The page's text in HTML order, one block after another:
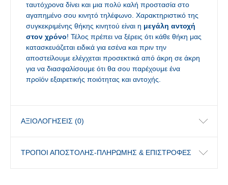
ταυτόχρονα δίνει και μια πολύ καλή προστασία στο
αγαπημένο σου κινητό τηλέφωνο. Χαρακτηριστικό της
συγκεκριμένης θήκης κινητού είναι η μεγάλη αντοχή
στον χρόνο! Τέλος πρέπει να ξέρεις ότι κάθε θήκη μας
κατασκευάζεται ειδικά για εσένα και πριν την
αποστείλουμε ελέγχεται προσεκτικά από άκρη σε άκρη
για να διασφαλίσουμε ότι θα σου παρέχουμε ένα
προϊόν εξαιρετικής ποιότητας και αντοχής.
ΑΞΙΟΛΟΓΉΣΕΙΣ (0)
ΤΡΟΠΟΙ ΑΠΟΣΤΟΛΗΣ-ΠΛΗΡΩΜΗΣ & ΕΠΙΣΤΡΟΦΕΣ